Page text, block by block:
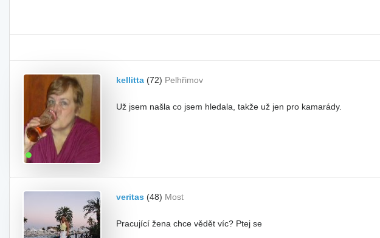
kellitta (72) Pelhřimov
Už jsem našla co jsem hledala, takže už jen pro kamarády.
veritas (48) Most
Pracující žena chce vědět víc? Ptej se